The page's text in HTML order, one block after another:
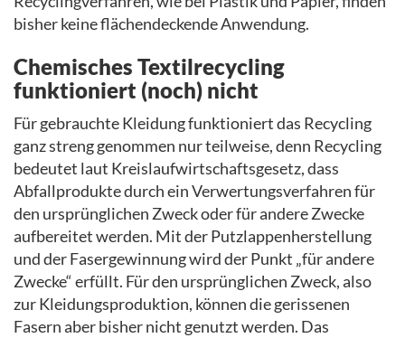
bisher keine flächendeckende Anwendung.
Chemisches Textilrecycling
funktioniert (noch) nicht
Für gebrauchte Kleidung funktioniert das Recycling
ganz streng genommen nur teilweise, denn Recycling
bedeutet laut Kreislaufwirtschaftsgesetz, dass
Abfallprodukte durch ein Verwertungsverfahren für
den ursprünglichen Zweck oder für andere Zwecke
aufbereitet werden. Mit der Putzlappenherstellung
und der Fasergewinnung wird der Punkt „für andere
Zwecke“ erfüllt. Für den ursprünglichen Zweck, also
zur Kleidungsproduktion, können die gerissenen
Fasern aber bisher nicht genutzt werden. Das